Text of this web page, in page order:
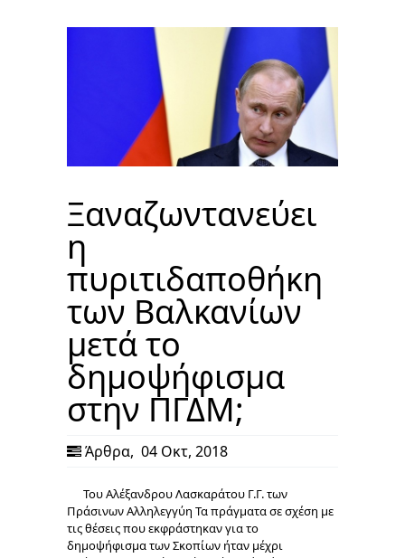
Ξαναζωντανεύει
η
πυριτιδαποθήκη
των Βαλκανίων
μετά το
δημοψήφισμα
στην ΠΓΔΜ;
Άρθρα, 04 Οκτ, 2018
Του Αλέξανδρου Λασκαράτου Γ.Γ. των
Πράσινων Αλληλεγγύη Τα πράγματα σε σχέση με
τις θέσεις που εκφράστηκαν για το
δημοψήφισμα των Σκοπίων ήταν μέχρι